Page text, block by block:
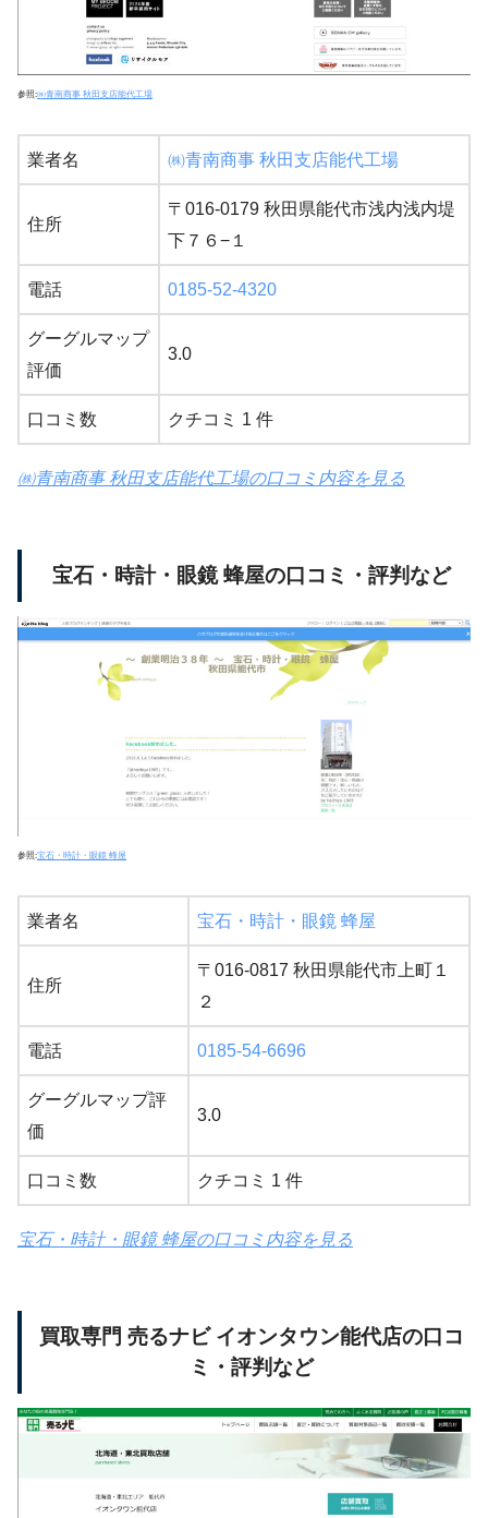
参照:㈱青南商事 秋田支店能代工場
業者名 ㈱青南商事 秋田支店能代工場
住所
〒016-0179 秋田県能代市浅内浅内堤
下７６−１
電話 0185-52-4320
グーグルマップ
評価
3.0
口コミ数 クチコミ 1 件
㈱青南商事 秋田支店能代工場の口コミ内容を見る
宝石・時計・眼鏡 蜂屋の口コミ・評判など
参照:宝石・時計・眼鏡 蜂屋
業者名 宝石・時計・眼鏡 蜂屋
住所
〒016-0817 秋田県能代市上町１
２
電話 0185-54-6696
グーグルマップ評
価
3.0
口コミ数 クチコミ 1 件
宝石・時計・眼鏡 蜂屋の口コミ内容を見る
買取専門 売るナビ イオンタウン能代店の口コ
ミ・評判など